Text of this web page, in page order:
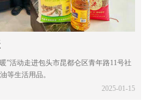
”活动走进包头市昆都仑区青年路11号社
等生活用品。
2025-01-15